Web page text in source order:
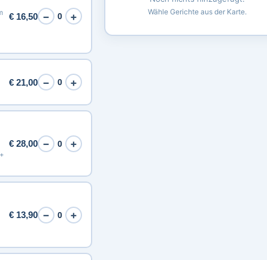
€ 16,50 − 0 +
€ 21,00 − 0 +
€ 28,00 − 0 +
€ 13,90 − 0 +
Wähle Gerichte aus der Karte.